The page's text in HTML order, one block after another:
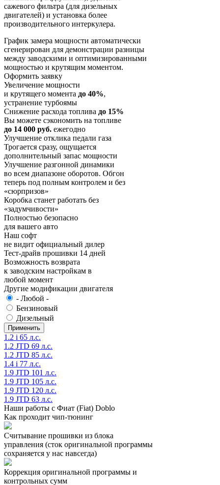
сажевого фильтра (для дизельных
двигателей) и установка более
производительного интеркулера.
График замера мощности автоматически
сгенерирован для демонстрации разницы
между заводскими и оптимизированными
мощностью и крутящим моментом.
Оформить заявку
Увеличение мощности
и крутящего момента до 40%,
устранение турбоямы
Снижение расхода топлива до 15%
Вы можете сэкономить на топливе
до 14 000 руб. ежегодно
Улучшение отклика педали газа
Трогается сразу, ощущается
дополнительный запас мощности
Улучшение разгонной динамики
во всем диапазоне оборотов. Обгон
теперь под полным контролем и без
«сюрпризов»
Коробка станет работать без
«задумчивости»
Полностью безопасно
для вашего авто
Наш софт
не видит официальный дилер
Тест-драйв прошивки 14 дней
Возможность возврата
к заводским настройкам в
любой момент
Другие модификации двигателя
- Любой -
Бензиновый
Дизельный
1.2 i 65 л.с.
1.2 JTD 69 л.с.
1.2 JTD 85 л.с.
1.4 i 77 л.с.
1.9 JTD 101 л.с.
1.9 JTD 105 л.с.
1.9 JTD 120 л.с.
1.9 JTD 63 л.с.
Наши работы с Фиат (Fiat) Doblo
Как проходит чип-тюнинг
Считывание прошивки из блока
управления (сток оригинальной программы
сохраняется у нас навсегда)
Коррекция оригинальной программы и
контрольных сумм